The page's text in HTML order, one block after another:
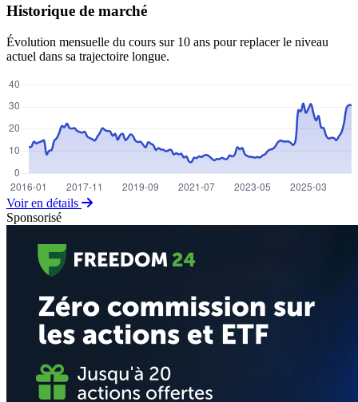
Historique de marché
Évolution mensuelle du cours sur 10 ans pour replacer le niveau
actuel dans sa trajectoire longue.
Voir en détails
Sponsorisé